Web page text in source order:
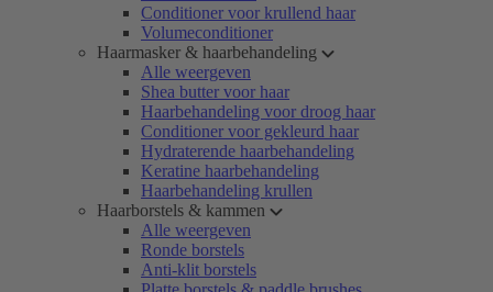
Conditioner voor krullend haar
Volumeconditioner
Haarmasker & haarbehandeling
Alle weergeven
Shea butter voor haar
Haarbehandeling voor droog haar
Conditioner voor gekleurd haar
Hydraterende haarbehandeling
Keratine haarbehandeling
Haarbehandeling krullen
Haarborstels & kammen
Alle weergeven
Ronde borstels
Anti-klit borstels